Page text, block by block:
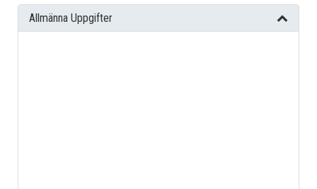
Allmänna Uppgifter